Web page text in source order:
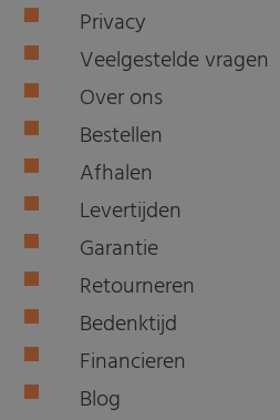
Privacy
Veelgestelde vragen
Over ons
Bestellen
Afhalen
Levertijden
Garantie
Retourneren
Bedenktijd
Financieren
Blog